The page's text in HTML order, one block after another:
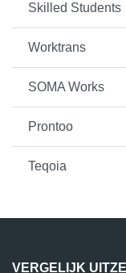
Skilled Students
Worktrans
SOMA Works
Prontoo
Teqoia
VERGELIJK